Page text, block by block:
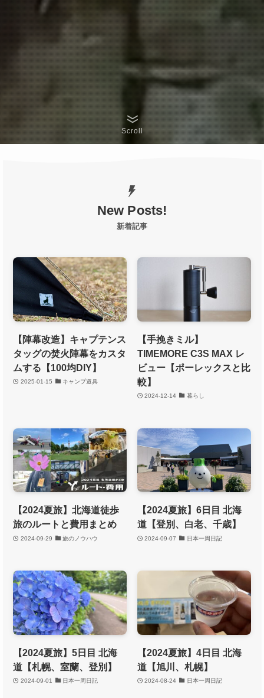
Scroll
New Posts!
新着記事
【陣幕改造】キャプテンス
タッグの焚火陣幕をカスタ
ムする【100均DIY】
2025-01-15 キャンプ道具
【手挽きミル】
TIMEMORE C3S MAX レ
ビュー【ポーレックスと比
較】
2024-12-14 暮らし
【2024夏旅】北海道徒歩
旅のルートと費用まとめ
2024-09-29 旅のノウハウ
【2024夏旅】6日目 北海
道【登別、白老、千歳】
2024-09-07 日本一周日記
【2024夏旅】5日目 北海
道【札幌、室蘭、登別】
2024-09-01 日本一周日記
【2024夏旅】4日目 北海
道【旭川、札幌】
2024-08-24 日本一周日記